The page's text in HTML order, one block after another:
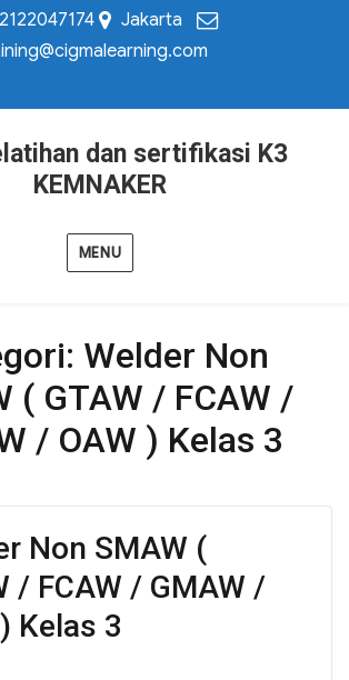
Jakarta
dan sertifikasi K3
KEMNAKER
MENU
Welder Non
( GTAW / FCAW /
/ OAW ) Kelas 3
Non SMAW (
/ FCAW / GMAW /
Kelas 3